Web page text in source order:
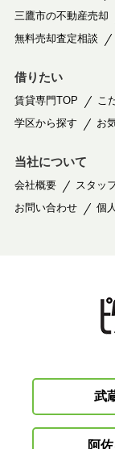
三鷹市の不動産売却
無料売却査定相談
借りたい
賃貸専門TOP こ
学区から探す
お
当社について
会社概要 スタッ
お問い合わせ
個
武
阿